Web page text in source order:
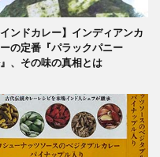
インドカレー】インディアンカ
の定番『パラックパニー
、その味の真相とは